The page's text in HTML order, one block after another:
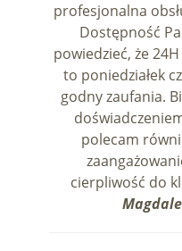
profesjonalna
Dostępność
powiedzieć, że
to poniedziałek
godny zaufania.
polecam
cierpliwość do